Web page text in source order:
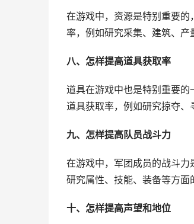
在游戏中，资源是特别重要
率，例如研究采集、建筑、产
八、怎样提高道具获取率
道具在游戏中也是特别重要
道具获取率，例如研究掠夺、
九、怎样提高队员战斗力
在游戏中，军团成员的战斗
研究属性、技能、装备等方面
十、怎样提高声望和地位